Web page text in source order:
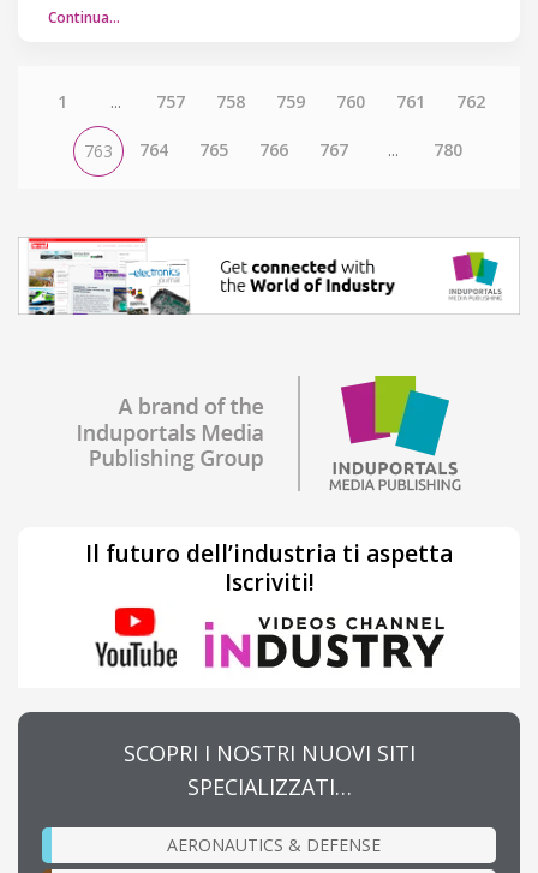
Continua…
1 ... 757 758 759 760 761 762
763 764 765 766 767 ... 780
Il futuro dell’industria ti aspetta
Iscriviti!
SCOPRI I NOSTRI NUOVI SITI
SPECIALIZZATI…
AERONAUTICS & DEFENSE